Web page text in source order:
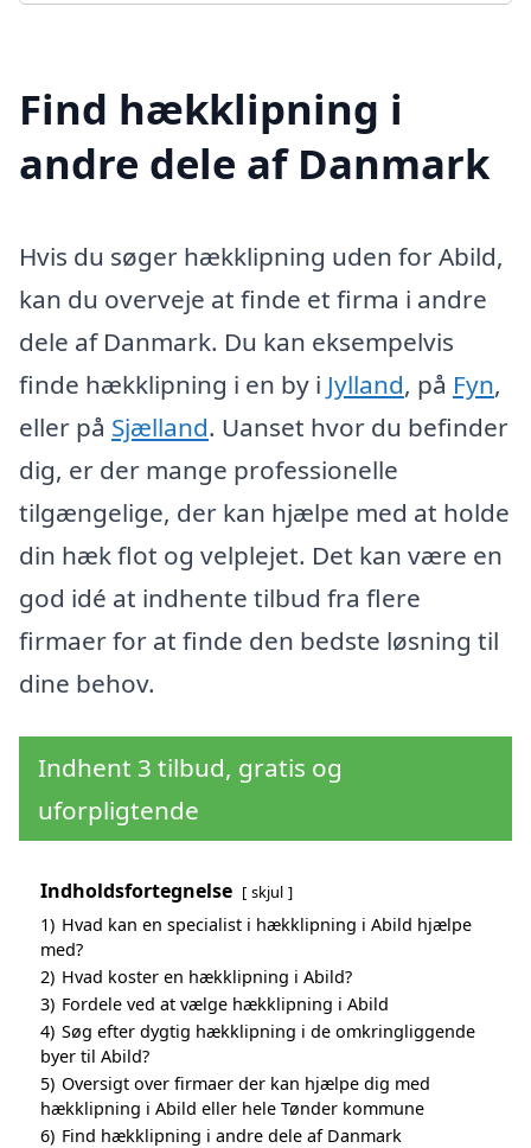
Find hækklipning i
andre dele af Danmark
Hvis du søger hækklipning uden for Abild,
kan du overveje at finde et firma i andre
dele af Danmark. Du kan eksempelvis
finde hækklipning i en by i Jylland, på Fyn,
eller på Sjælland. Uanset hvor du befinder
dig, er der mange professionelle
tilgængelige, der kan hjælpe med at holde
din hæk flot og velplejet. Det kan være en
god idé at indhente tilbud fra flere
firmaer for at finde den bedste løsning til
dine behov.
Indhent 3 tilbud, gratis og
uforpligtende
Indholdsfortegnelse skjul
1) Hvad kan en specialist i hækklipning i Abild hjælpe
med?
2) Hvad koster en hækklipning i Abild?
3) Fordele ved at vælge hækklipning i Abild
4) Søg efter dygtig hækklipning i de omkringliggende
byer til Abild?
5) Oversigt over firmaer der kan hjælpe dig med
hækklipning i Abild eller hele Tønder kommune
6) Find hækklipning i andre dele af Danmark